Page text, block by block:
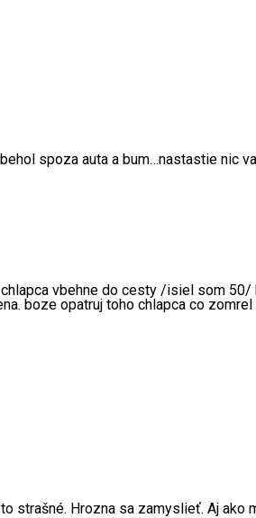
spoza auta a bum…nastastie nic
vbehne do cesty /isiel som
boze opatruj toho chlapca co zomrel
strašné. Hrozna sa zamyslieť. Aj ako